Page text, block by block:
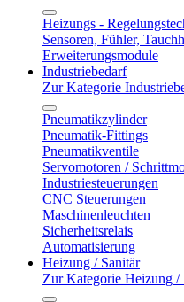
Heizungs -
Sensoren, Fühler,
Erweiterungsmodule
Industriebedarf
Zur Kategorie
Pneumatikzylinder
Pneumatik-Fittings
Pneumatikventile
Servomotoren /
Industriesteuerungen
CNC Steuerungen
Maschinenleuchten
Sicherheitsrelais
Automatisierung
Heizung / Sanitär
Zur Kategorie Heizung /